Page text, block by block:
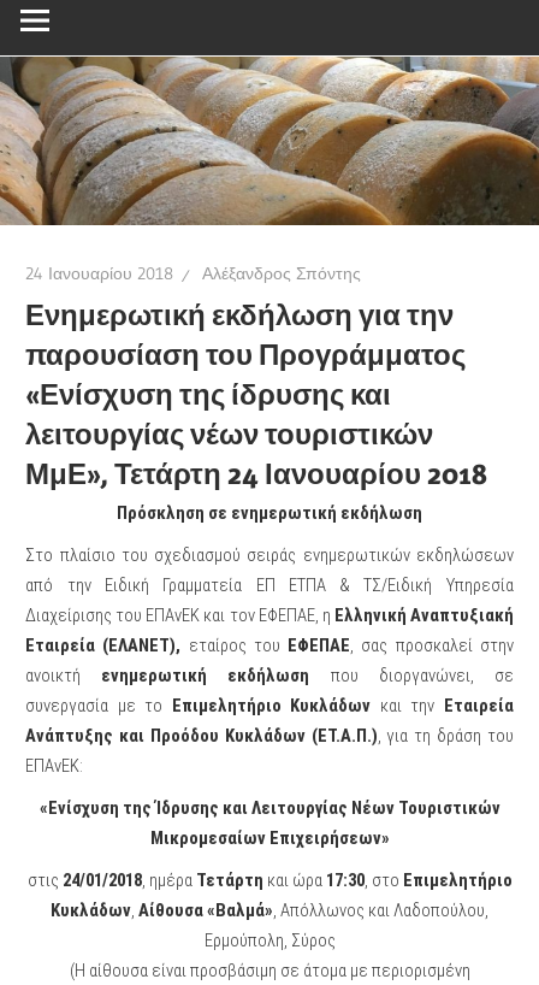
24 Ιανουαρίου 2018 Αλέξανδρος Σπόντης
Ενημερωτική εκδήλωση για την
παρουσίαση του Προγράμματος
«Ενίσχυση της ίδρυσης και
λειτουργίας νέων τουριστικών
ΜμΕ», Τετάρτη 24 Ιανουαρίου 2018
Πρόσκληση σε ενημερωτική εκδήλωση
Στο πλαίσιο του σχεδιασμού σειράς ενημερωτικών εκδηλώσεων
από την Ειδική Γραμματεία ΕΠ ΕΤΠΑ & ΤΣ/Ειδική Υπηρεσία
Διαχείρισης του ΕΠΑνΕΚ και τον ΕΦΕΠΑΕ, η Ελληνική Αναπτυξιακή
Εταιρεία (ΕΛΑΝΕΤ), εταίρος του ΕΦΕΠΑΕ, σας προσκαλεί στην
ανοικτή ενημερωτική εκδήλωση που διοργανώνει, σε
συνεργασία με το Επιμελητήριο Κυκλάδων και την Εταιρεία
Ανάπτυξης και Προόδου Κυκλάδων (ΕΤ.Α.Π.), για τη δράση του
ΕΠΑνΕΚ:
«Ενίσχυση της Ίδρυσης και Λειτουργίας Νέων Τουριστικών
Μικρομεσαίων Επιχειρήσεων»
στις 24/01/2018, ημέρα Τετάρτη και ώρα 17:30, στο Επιμελητήριο
Κυκλάδων, Αίθουσα «Βαλμά», Απόλλωνος και Λαδοπούλου,
Ερμούπολη, Σύρος
(Η αίθουσα είναι προσβάσιμη σε άτομα με περιορισμένη